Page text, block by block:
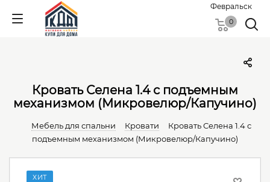
Февральск
0
Кровать Селена 1.4 с подъемным
механизмом (Микровелюр/Капучино)
Мебель для спальни Кровати
Кровать Селена 1.4 с
подъемным механизмом (Микровелюр/Капучино)
ХИТ